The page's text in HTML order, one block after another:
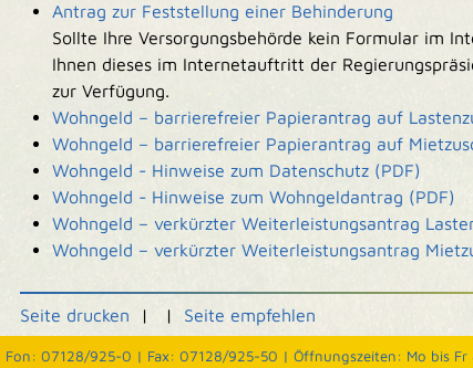
Antrag zur Feststellung einer Behinderung
Sollte Ihre Versorgungsbehörde kein Formular im
Ihnen dieses im Internetauftritt der
zur Verfügung.
Wohngeld – barrierefreier Papierantrag auf
Wohngeld – barrierefreier Papierantrag auf
Wohngeld - Hinweise zum Datenschutz (PDF)
Wohngeld - Hinweise zum Wohngeldantrag (PDF)
Wohngeld – verkürzter Weiterleistungsantrag
Wohngeld – verkürzter Weiterleistungsantrag
Seite drucken | | Seite empfehlen
Fon: 07128/925-0 | Fax: 07128/925-50 | Öffnungszeiten: Mo bis